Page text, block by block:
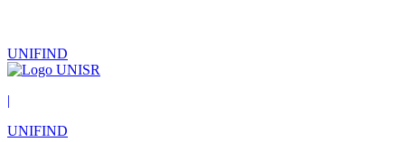
UNIFIND
|
UNIFIND